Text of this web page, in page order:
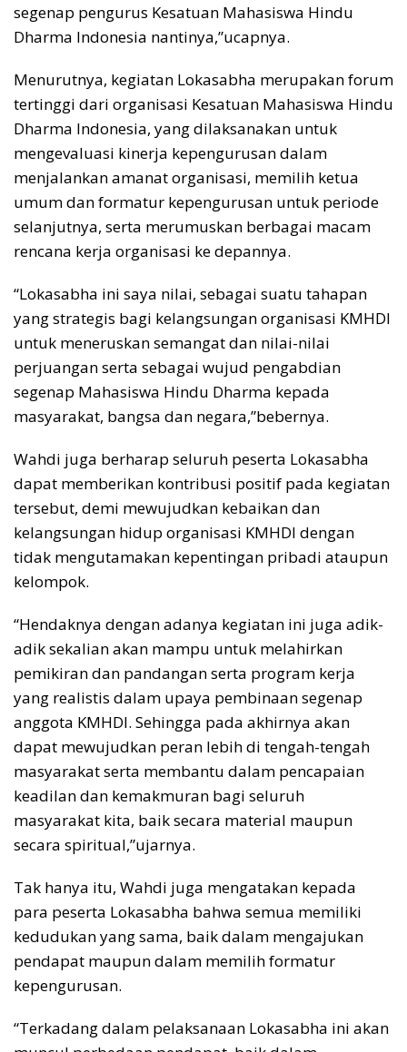
segenap pengurus Kesatuan Mahasiswa Hindu
Dharma Indonesia nantinya,”ucapnya.
Menurutnya, kegiatan Lokasabha merupakan forum
tertinggi dari organisasi Kesatuan Mahasiswa Hindu
Dharma Indonesia, yang dilaksanakan untuk
mengevaluasi kinerja kepengurusan dalam
menjalankan amanat organisasi, memilih ketua
umum dan formatur kepengurusan untuk periode
selanjutnya, serta merumuskan berbagai macam
rencana kerja organisasi ke depannya.
“Lokasabha ini saya nilai, sebagai suatu tahapan
yang strategis bagi kelangsungan organisasi KMHDI
untuk meneruskan semangat dan nilai-nilai
perjuangan serta sebagai wujud pengabdian
segenap Mahasiswa Hindu Dharma kepada
masyarakat, bangsa dan negara,”bebernya.
Wahdi juga berharap seluruh peserta Lokasabha
dapat memberikan kontribusi positif pada kegiatan
tersebut, demi mewujudkan kebaikan dan
kelangsungan hidup organisasi KMHDI dengan
tidak mengutamakan kepentingan pribadi ataupun
kelompok.
“Hendaknya dengan adanya kegiatan ini juga adik-
adik sekalian akan mampu untuk melahirkan
pemikiran dan pandangan serta program kerja
yang realistis dalam upaya pembinaan segenap
anggota KMHDI. Sehingga pada akhirnya akan
dapat mewujudkan peran lebih di tengah-tengah
masyarakat serta membantu dalam pencapaian
keadilan dan kemakmuran bagi seluruh
masyarakat kita, baik secara material maupun
secara spiritual,”ujarnya.
Tak hanya itu, Wahdi juga mengatakan kepada
para peserta Lokasabha bahwa semua memiliki
kedudukan yang sama, baik dalam mengajukan
pendapat maupun dalam memilih formatur
kepengurusan.
“Terkadang dalam pelaksanaan Lokasabha ini akan